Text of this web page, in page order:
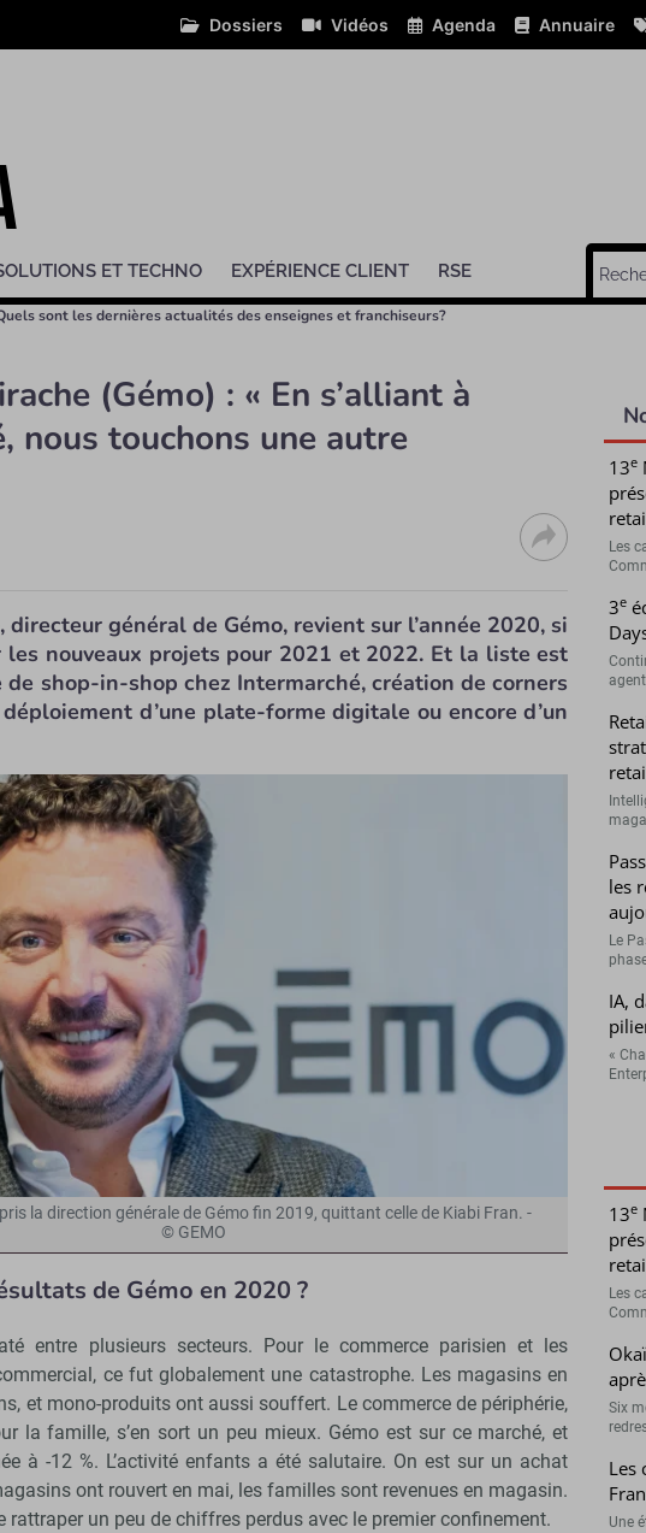
Dossiers Vidéos Agenda Annuaire
ET TECHNO EXPÉRIENCE CLIENT RSE
sont les dernières actualités des enseignes et franchiseurs?
(Gémo) : « En s’alliant à
nous touchons une autre
général de Gémo, revient sur l’année 2020, si
nouveaux projets pour 2021 et 2022. Et la liste est
de shop-in-shop chez Intermarché, création de corners
d’une plate-forme digitale ou encore d’un
la direction générale de Gémo fin 2019, quittant celle de Kiabi Fran. -
© GEMO
de Gémo en 2020 ?
entre plusieurs secteurs. Pour le commerce parisien et les
ce fut globalement une catastrophe. Les magasins en
et mono-produits ont aussi souffert. Le commerce de périphérie,
la famille, s’en sort un peu mieux. Gémo est sur ce marché, et
à -12 %. L’activité enfants a été salutaire. On est sur un achat
ont rouvert en mai, les familles sont revenues en magasin.
rattraper un peu de chiffres perdus avec le premier confinement.
13e
Les
3e
les
Le
IA,
«
13e
Les
Six
Les
Une